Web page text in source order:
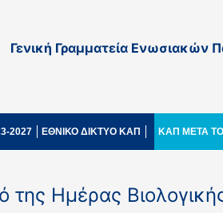
Γενική Γραμματεία Ενωσιακών
2027 ΕΘΝΙΚΟ ΔΙΚΤΥΟ ΚΑΠ ΚΑΠ ΜΕΤΑ
της Ημέρας